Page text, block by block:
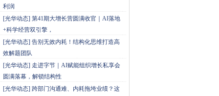
利润
[光华动态] 第41期大增长营圆满收官｜AI落地
+科学经营双引擎，
[光华动态] 告别无效内耗！结构化思维打造高
效解题团队
[光华动态] 走进字节｜AI赋能组织增长私享会
圆满落幕，解锁结构性
[光华动态] 跨部门沟通难、内耗拖垮业绩？这